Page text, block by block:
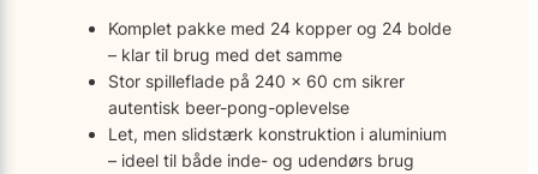
Komplet pakke med 24 kopper og 24 bolde
– klar til brug med det samme
Stor spilleflade på 240 x 60 cm sikrer
autentisk beer-pong-oplevelse
Let, men slidstærk konstruktion i aluminium
– ideel til både inde- og udendørs brug